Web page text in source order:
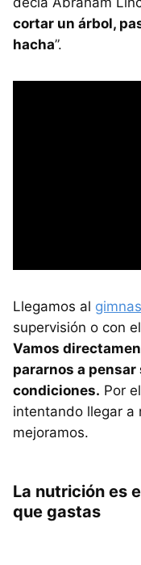
cortar un árbol,
hacha”.
Llegamos al
supervisión o con
Vamos
pararnos a pensar
condiciones. Por
intentando llegar a
mejoramos.
La nutrición es
que gastas